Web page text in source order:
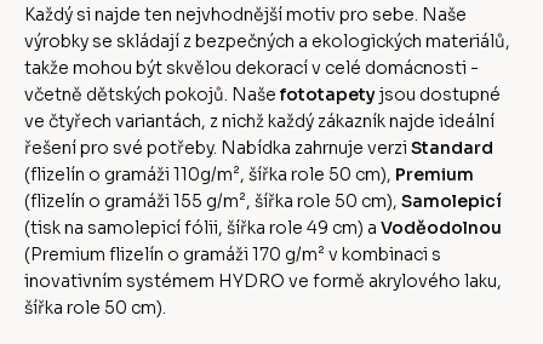
Každý si najde ten nejvhodnější motiv pro sebe. Naše
výrobky se skládají z bezpečných a ekologických materiálů,
takže mohou být skvělou dekorací v celé domácnosti -
včetně dětských pokojů. Naše fototapetyjsou dostupné
ve čtyřech variantách, z nichž každý zákazník najde ideální
řešení pro své potřeby. Nabídka zahrnuje verzi Standard
(flizelín o gramáži 110g/m², šířka role 50 cm), Premium
(flizelín o gramáži 155 g/m², šířka role 50 cm), Samolepicí
(tisk na samolepicí fólii, šířka role 49 cm) a Voděodolnou
(Premium flizelín o gramáži 170 g/m² v kombinaci s
inovativním systémem HYDRO ve formě akrylového laku,
šířka role 50 cm).